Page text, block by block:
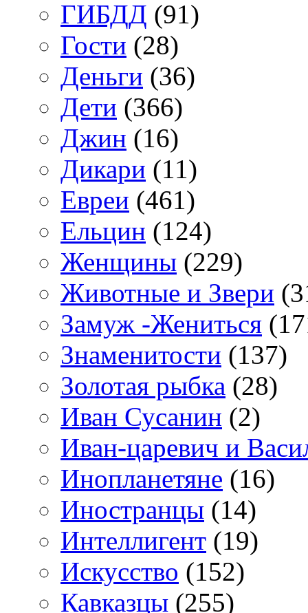
ГИБДД (91)
Гости (28)
Деньги (36)
Дети (366)
Джин (16)
Дикари (11)
Евреи (461)
Ельцин (124)
Женщины (229)
Животные и Звери
Замуж -Жениться
Знаменитости (137)
Золотая рыбка (28)
Иван Сусанин (2)
Иван-царевич и
Инопланетяне (16)
Иностранцы (14)
Интеллигент (19)
Искусство (152)
Кавказцы (255)